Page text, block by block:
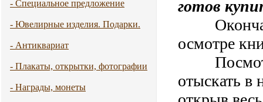
- Специальное предложение
- Ювелирные изделия. Подарки.
- Антиквариат
- Плакаты, открытки, фотографии
- Награды, монеты
готов
осмотре
отыскать